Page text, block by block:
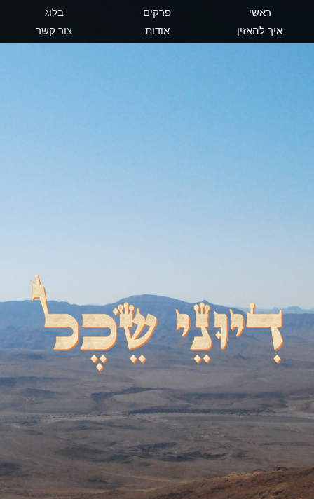
ראשי פרקים
בלוג
איך להאזין
אודות צור קשר
דיוני שכל